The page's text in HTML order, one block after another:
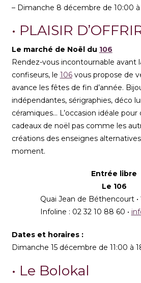
– Dimanche 8 décembre de 10:00 à
• PLAISIR
Le marché de Noël du 106
Rendez-vous incontournable avant
confiseurs, le 106vous propose de
avance les fêtes de fin d’année.
indépendantes, sérigraphies, déco
céramiques… L’occasion idéale
cadeaux de noël pas comme les
créations des enseignes
moment.
Entrée libre
Le 106
Quai Jean de Béthencourt
Infoline : 02 32 10 88 60 •
Dates et horaires :
Dimanche 15 décembre de 11:00 à
• Le Bolokal